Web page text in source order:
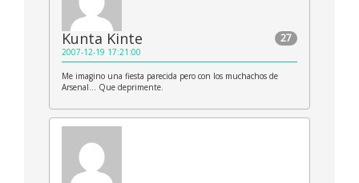
27
Kunta Kinte
2007-12-19 17:21:00
Me imagino una fiesta parecida pero con los muchachos de
Arsenal… Que deprimente.